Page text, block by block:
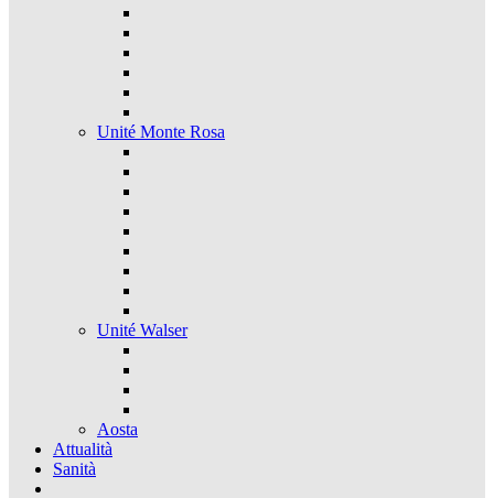
Unité Monte Rosa
Unité Walser
Aosta
Attualità
Sanità